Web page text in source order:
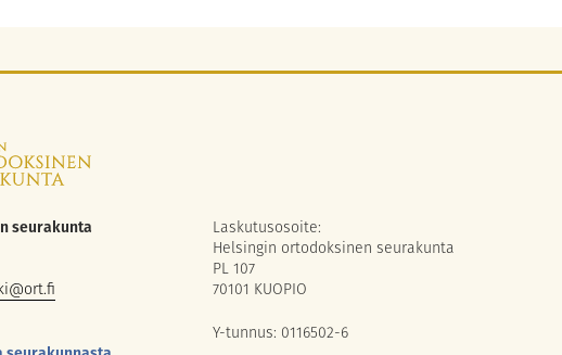
seurakunta
Laskutusosoite:
Helsingin ortodoksinen seurakunta
PL 107
70101 KUOPIO
Y-tunnus: 0116502-6